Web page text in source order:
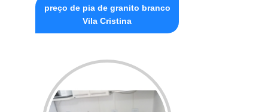
preço de pia de granito branco
Vila Cristina